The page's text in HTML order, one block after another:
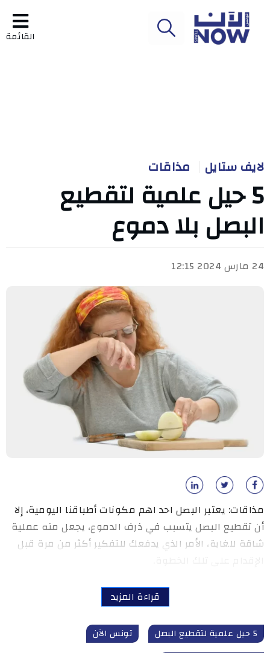
القائمة
لايف ستايل مذاقات
5 حيل علمية لتقطيع
البصل بلا دموع
24 مارس 2024 12:15
مذاقات: يعتبر البصل احد اهم مكونات أطباقنا اليومية، إلا
أن تقطيع البصل يتسبب في ذرف الدموع، يجعل منه عملية
شاقة للغاية، الأمر الذي يدفعك للتفكير أكثر من مرة قبل
قراءة المزيد
5 حيل علمية لتقطيع البصل
تونس الآن